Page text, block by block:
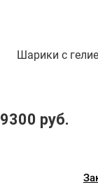
Шарики с
9300 руб.